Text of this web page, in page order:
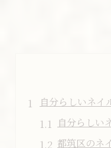
自分らしいネイ
自分らしい
都筑区のネ